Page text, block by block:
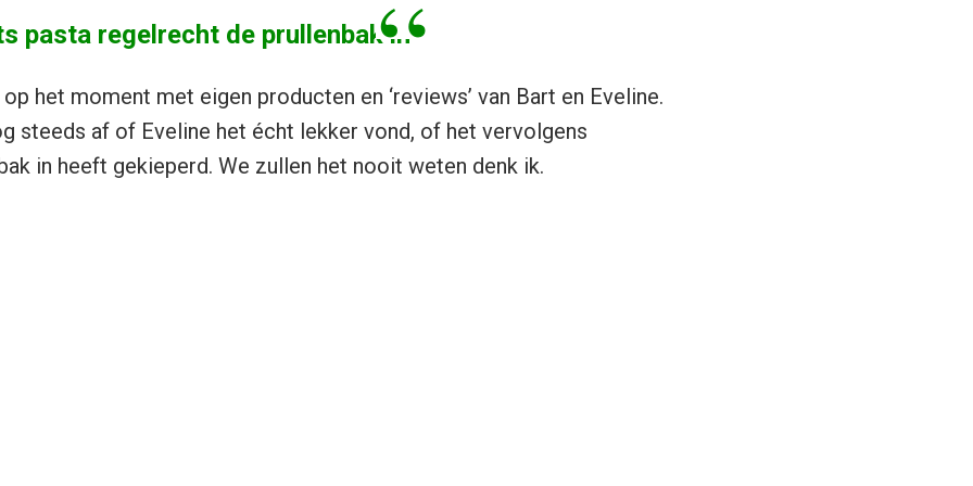
pasta regelrecht de prullenbak in
het moment met eigen producten en ‘reviews’ van Bart en Eveline.
steeds af of Eveline het écht lekker vond, of het vervolgens
in heeft gekieperd. We zullen het nooit weten denk ik.